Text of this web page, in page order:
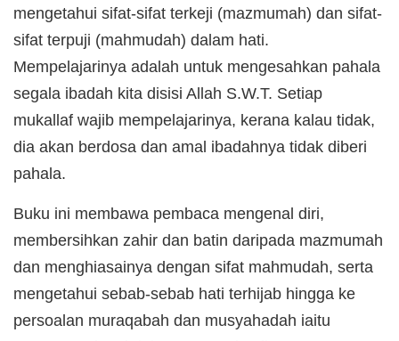
mengetahui sifat-sifat terkeji (mazmumah) dan sifat-
sifat terpuji (mahmudah) dalam hati.
Mempelajarinya adalah untuk mengesahkan pahala
segala ibadah kita disisi Allah S.W.T. Setiap
mukallaf wajib mempelajarinya, kerana kalau tidak,
dia akan berdosa dan amal ibadahnya tidak diberi
pahala.
Buku ini membawa pembaca mengenal diri,
membersihkan zahir dan batin daripada mazmumah
dan menghiasainya dengan sifat mahmudah, serta
mengetahui sebab-sebab hati terhijab hingga ke
persoalan muraqabah dan musyahadah iaitu